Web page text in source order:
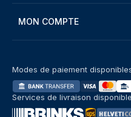
MON COMPTE
Modes de paiement
Services de livraison